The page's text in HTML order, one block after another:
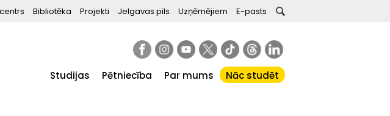
Bibliotēka Projekti Jelgavas pils Uzņēmējiem E-pasts
Studijas Pētniecība Par mums Nāc studēt